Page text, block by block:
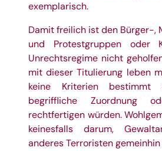
exemplarisch.
Damit freilich ist den Bürger-,
und Protestgruppen oder
Unrechtsregime nicht
mit dieser Titulierung leben
keine Kriterien
begriffliche Zuordnung
rechtfertigen würden.
keinesfalls darum,
anderes Terroristen